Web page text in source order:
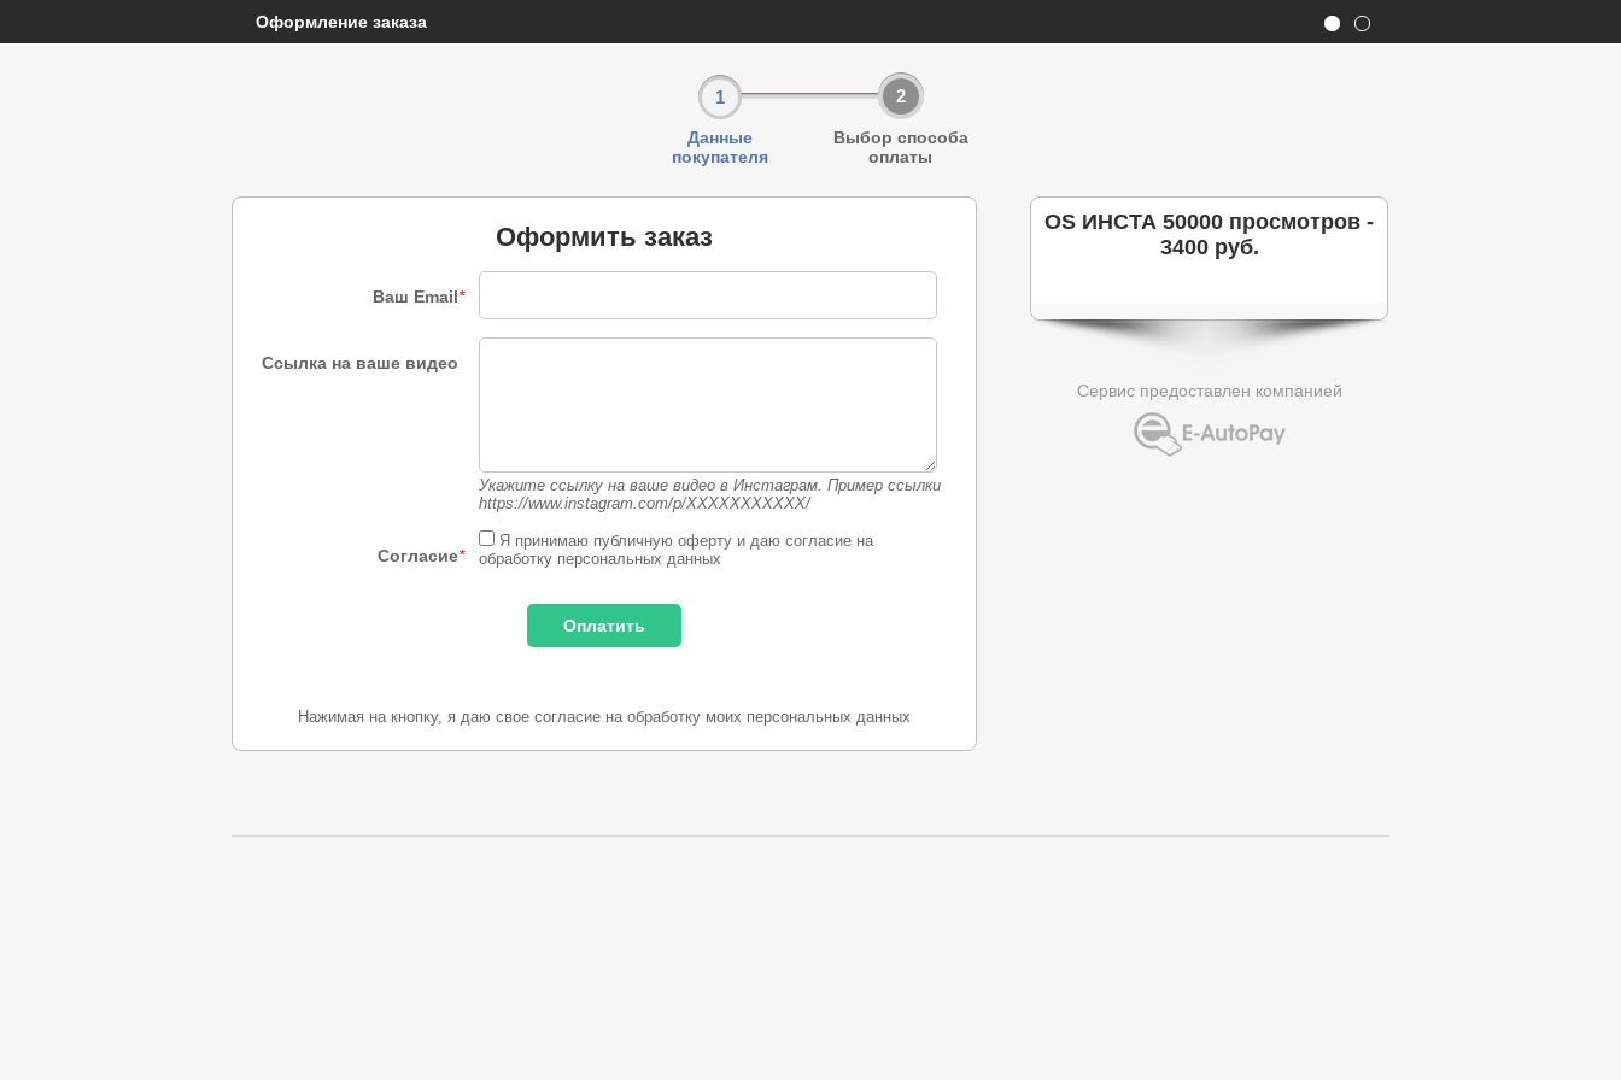
Оформление заказа
1
Данные
покупателя
2
Выбор способа
оплаты
Оформить заказ
Ваш Email*
Ссылка на ваше видео
Укажите ссылку на ваше видео в Инстаграм. Пример ссылки
https://www.instagram.com/p/XXXXXXXXXXX/
Согласие*
Я принимаю публичную оферту и даю согласие на
обработку персональных данных
Нажимая на кнопку, я даю свое согласие на обработку моих персональных данных
OS ИНСТА 50000 просмотров -
3400 руб.
Сервис предоставлен компанией